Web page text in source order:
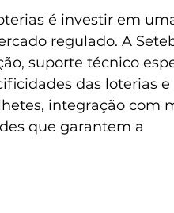
é investir em
regulado. A
suporte técnico
das loterias e
integração com
que garantem a